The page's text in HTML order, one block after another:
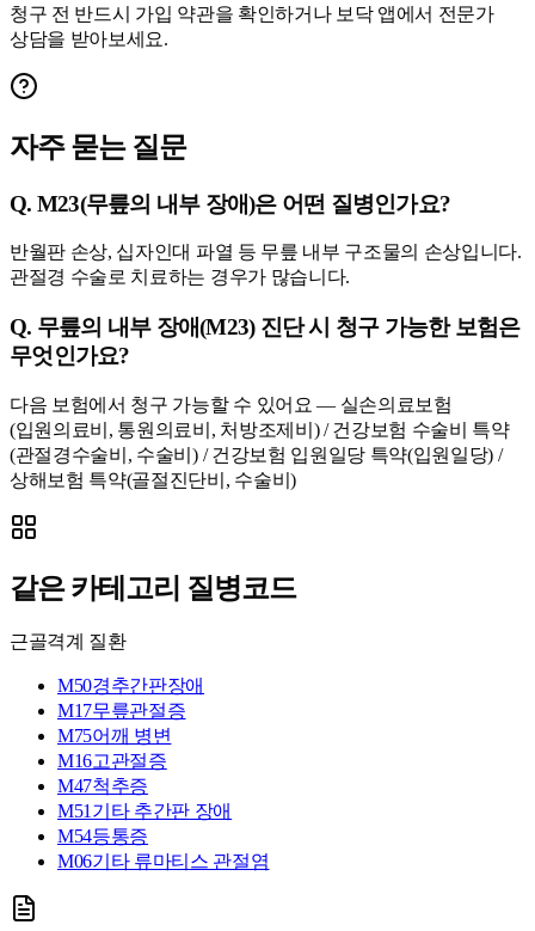
청구 전 반드시 가입 약관을 확인하거나 보닥 앱에서 전문가
상담을 받아보세요.
자주 묻는 질문
Q. M23(무릎의 내부 장애)은 어떤 질병인가요?
반월판 손상, 십자인대 파열 등 무릎 내부 구조물의 손상입니다.
관절경 수술로 치료하는 경우가 많습니다.
Q. 무릎의 내부 장애(M23) 진단 시 청구 가능한 보험은
무엇인가요?
다음 보험에서 청구 가능할 수 있어요 — 실손의료보험
(입원의료비, 통원의료비, 처방조제비) / 건강보험 수술비 특약
(관절경수술비, 수술비) / 건강보험 입원일당 특약(입원일당) /
상해보험 특약(골절진단비, 수술비)
같은 카테고리 질병코드
근골격계 질환
M50경추간판장애
M17무릎관절증
M75어깨 병변
M16고관절증
M47척추증
M51기타 추간판 장애
M54등통증
M06기타 류마티스 관절염